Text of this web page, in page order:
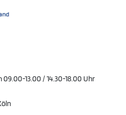
09.00-13.00 / 14.30-18.00 Uhr